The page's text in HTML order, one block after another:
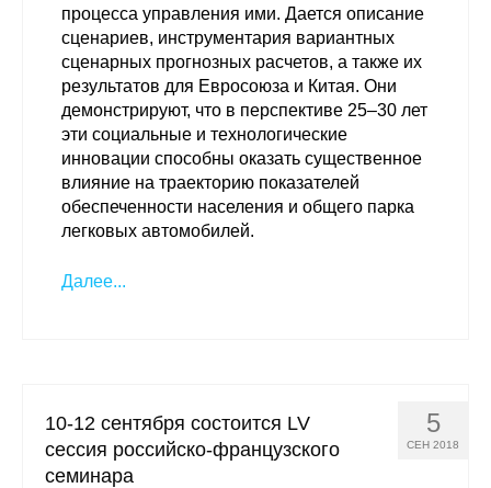
процесса управления ими. Дается описание
сценариев, инструментария вариантных
сценарных прогнозных расчетов, а также их
результатов для Евросоюза и Китая. Они
демонстрируют, что в перспективе 25–30 лет
эти социальные и технологические
инновации способны оказать существенное
влияние на траекторию показателей
обеспеченности населения и общего парка
легковых автомобилей.
Далее...
5
СЕН 2018
10-12 сентября состоится LV
сессия российско-французского
семинара